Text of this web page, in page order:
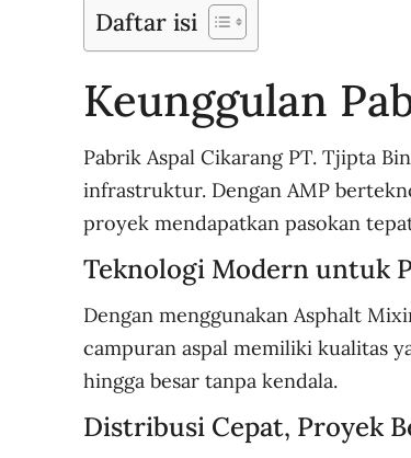
Daftar isi
Keunggulan
Pabrik Aspal Cikarang PT. Tjipta
infrastruktur. Dengan AMP
proyek mendapatkan pasokan
Teknologi Modern untuk
Dengan menggunakan Asphalt
campuran aspal memiliki kualitas
hingga besar tanpa kendala.
Distribusi Cepat, Proyek